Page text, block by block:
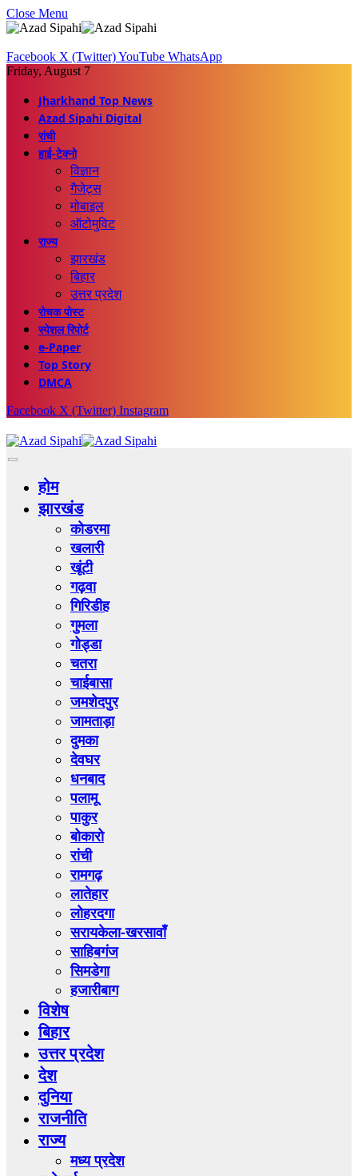
Close Menu
Facebook X (Twitter)YouTube WhatsApp
Friday, August 7
Jharkhand Top News
Azad Sipahi Digital
रांची
हाई-टेक्नो
विज्ञान
गैजेट्स
मोबाइल
ऑटोमुविट
राज्य
झारखंड
बिहार
उत्तर प्रदेश
रोचक पोस्ट
स्पेशल रिपोर्ट
e-Paper
Top Story
DMCA
Facebook X (Twitter) Instagram
होम
झारखंड
कोडरमा
खलारी
खूंटी
गढ़वा
गिरिडीह
गुमला
गोड्डा
चतरा
चाईबासा
जमशेदपुर
जामताड़ा
दुमका
देवघर
धनबाद
पलामू
पाकुर
बोकारो
रांची
रामगढ़
लातेहार
लोहरदगा
सरायकेला-खरसावाँ
साहिबगंज
सिमडेगा
हजारीबाग
विशेष
बिहार
उत्तर प्रदेश
देश
दुनिया
राजनीति
राज्य
मध्य प्रदेश